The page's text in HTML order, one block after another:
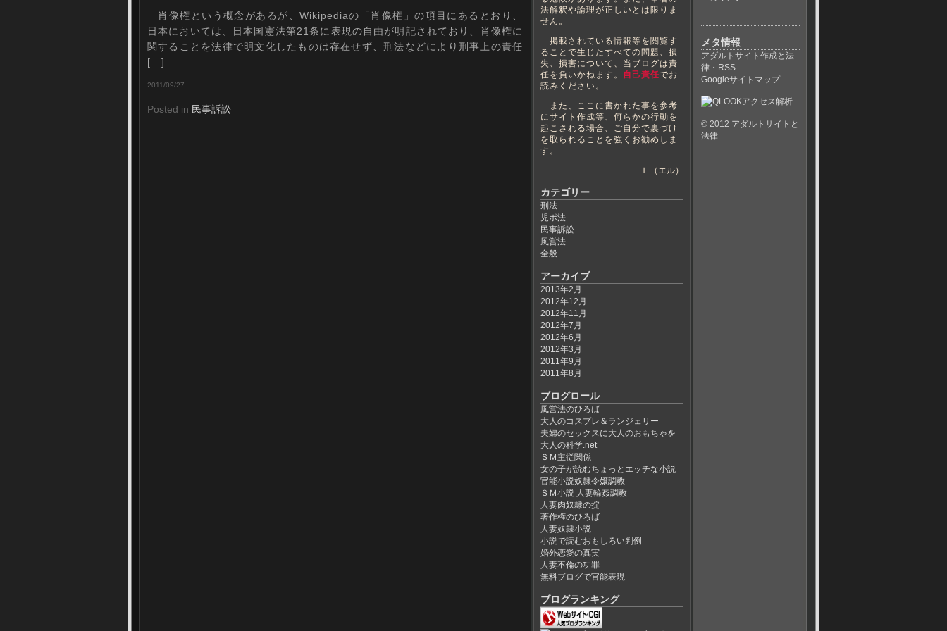
肖像権という概念があるが、Wikipediaの「肖像権」の項目にあるとおり、
日本においては、日本国憲法第21条に表現の自由が明記されており、肖像権に
関することを法律で明文化したものは存在せず、刑法などにより刑事上の責任
[...]
2011/09/27
Posted in 民事訴訟
法解釈や論理が正しいとは限りま
せん。
掲載されている情報等を閲覧す
ることで生じたすべての問題、損
失、損害について、当ブログは責
任を負いかねます。 自己責任でお
読みください。
また、ここに書かれた事を参考
にサイト作成等、何らかの行動を
起こされる場合、ご自分で裏づけ
を取られることを強くお勧めしま
す。
Ｌ（エル）
カテゴリー
刑法
児ポ法
民事訴訟
風営法
全般
アーカイブ
2013年2月
2012年12月
2012年11月
2012年7月
2012年6月
2012年3月
2011年9月
2011年8月
ブログロール
風営法のひろば
大人のコスプレ＆ランジェリー
夫婦のセックスに大人のおもちゃを
大人の科学.net
ＳＭ主従関係
女の子が読むちょっとエッチな小説
官能小説奴隷令嬢調教
ＳＭ小説 人妻輪姦調教
人妻肉奴隷の掟
著作権のひろば
人妻奴隷小説
小説で読むおもしろい判例
婚外恋愛の真実
人妻不倫の功罪
無料ブログで官能表現
ブログランキング
メタ情報
アダルトサイト作成と法
律・RSS
Googleサイトマップ
© 2012 アダルトサイトと
法律